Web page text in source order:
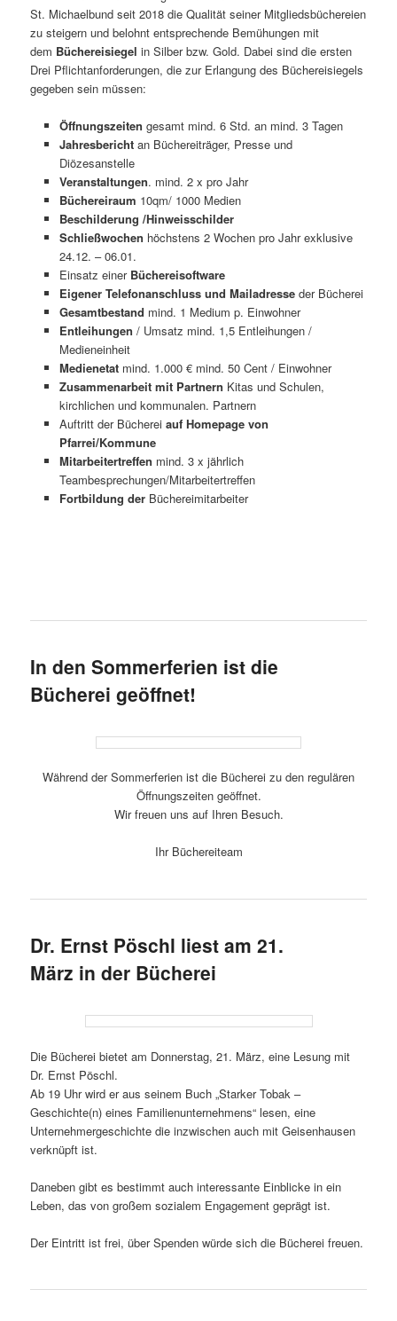
St. Michaelbund seit 2018 die Qualität seiner Mitgliedsbüchereien
zu steigern und belohnt entsprechende Bemühungen mit
dem Büchereisiegel in Silber bzw. Gold. Dabei sind die ersten
Drei Pflichtanforderungen, die zur Erlangung des Büchereisiegels
gegeben sein müssen:
Öffnungszeiten gesamt mind. 6 Std. an mind. 3 Tagen
Jahresberichtan Büchereiträger, Presse und
Diözesanstelle
Veranstaltungen. mind. 2 x pro Jahr
Büchereiraum 10qm/ 1000 Medien
Beschilderung /Hinweisschilder
Schließwochen höchstens 2 Wochen pro Jahr exklusive
24.12. – 06.01.
Einsatz einer Büchereisoftware
Eigener Telefonanschluss und Mailadresseder Bücherei
Gesamtbestand mind. 1 Medium p. Einwohner
Entleihungen / Umsatz mind. 1,5 Entleihungen /
Medieneinheit
Medienetatmind. 1.000 € mind. 50 Cent / Einwohner
Zusammenarbeit mit Partnern Kitas und Schulen,
kirchlichen und kommunalen. Partnern
Auftritt der Bücherei auf Homepage von
Pfarrei/Kommune
Mitarbeitertreffen mind. 3 x jährlich
Teambesprechungen/Mitarbeitertreffen
Fortbildung der Büchereimitarbeiter
In den Sommerferien ist die
Bücherei geöffnet!
Während der Sommerferien ist die Bücherei zu den regulären
Öffnungszeiten geöffnet.
Wir freuen uns auf Ihren Besuch.
Ihr Büchereiteam
Dr. Ernst Pöschl liest am 21.
März in der Bücherei
Die Bücherei bietet am Donnerstag, 21. März, eine Lesung mit
Dr. Ernst Pöschl.
Ab 19 Uhr wird er aus seinem Buch „Starker Tobak –
Geschichte(n) eines Familienunternehmens“ lesen, eine
Unternehmergeschichte die inzwischen auch mit Geisenhausen
verknüpft ist.
Daneben gibt es bestimmt auch interessante Einblicke in ein
Leben, das von großem sozialem Engagement geprägt ist.
Der Eintritt ist frei, über Spenden würde sich die Bücherei freuen.